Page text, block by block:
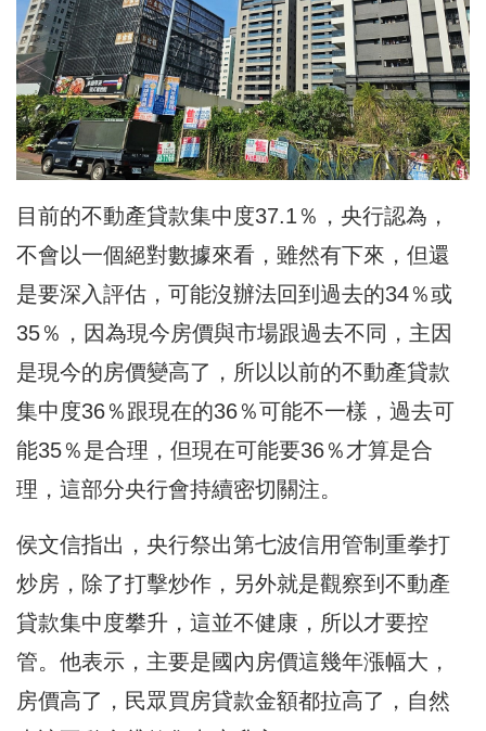
目前的不動產貸款集中度37.1％，央行認為，
不會以一個絕對數據來看，雖然有下來，但還
是要深入評估，可能沒辦法回到過去的34％或
35％，因為現今房價與市場跟過去不同，主因
是現今的房價變高了，所以以前的不動產貸款
集中度36％跟現在的36％可能不一樣，過去可
能35％是合理，但現在可能要36％才算是合
理，這部分央行會持續密切關注。
侯文信指出，央行祭出第七波信用管制重拳打
炒房，除了打擊炒作，另外就是觀察到不動產
貸款集中度攀升，這並不健康，所以才要控
管。他表示，主要是國內房價這幾年漲幅大，
房價高了，民眾買房貸款金額都拉高了，自然